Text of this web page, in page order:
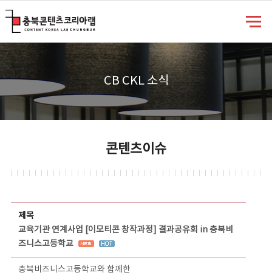
CB CKL 소식
콘텐츠이슈
제목
교육기관 연계사업 [이모티콘 창작과정] 결과공유회 in 충북비
즈니스고등학교
충북비즈니스고등학교와 함께한